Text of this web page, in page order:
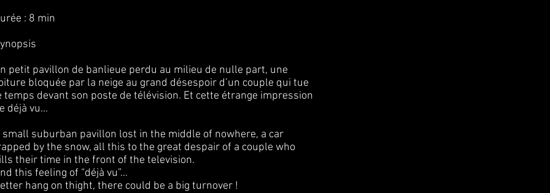
: 8 min
petit pavillon de banlieue perdu au milieu de nulle part, une
bloquée par la neige au grand désespoir d’un couple qui tue
temps devant son poste de télévision. Et cette étrange impression
déjà vu...
small suburban pavillon lost in the middle of nowhere, a car
by the snow, all this to the great despair of a couple who
their time in the front of the television.
this feeling of “déjà vu”…
hang on thight, there could be a big turnover !